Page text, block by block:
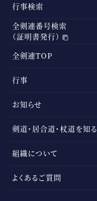
行事検索
全剣連番号検索
（証明書発行）
全剣連TOP
行事
お知らせ
剣道・居合道・杖道を知る
組織について
よくあるご質問